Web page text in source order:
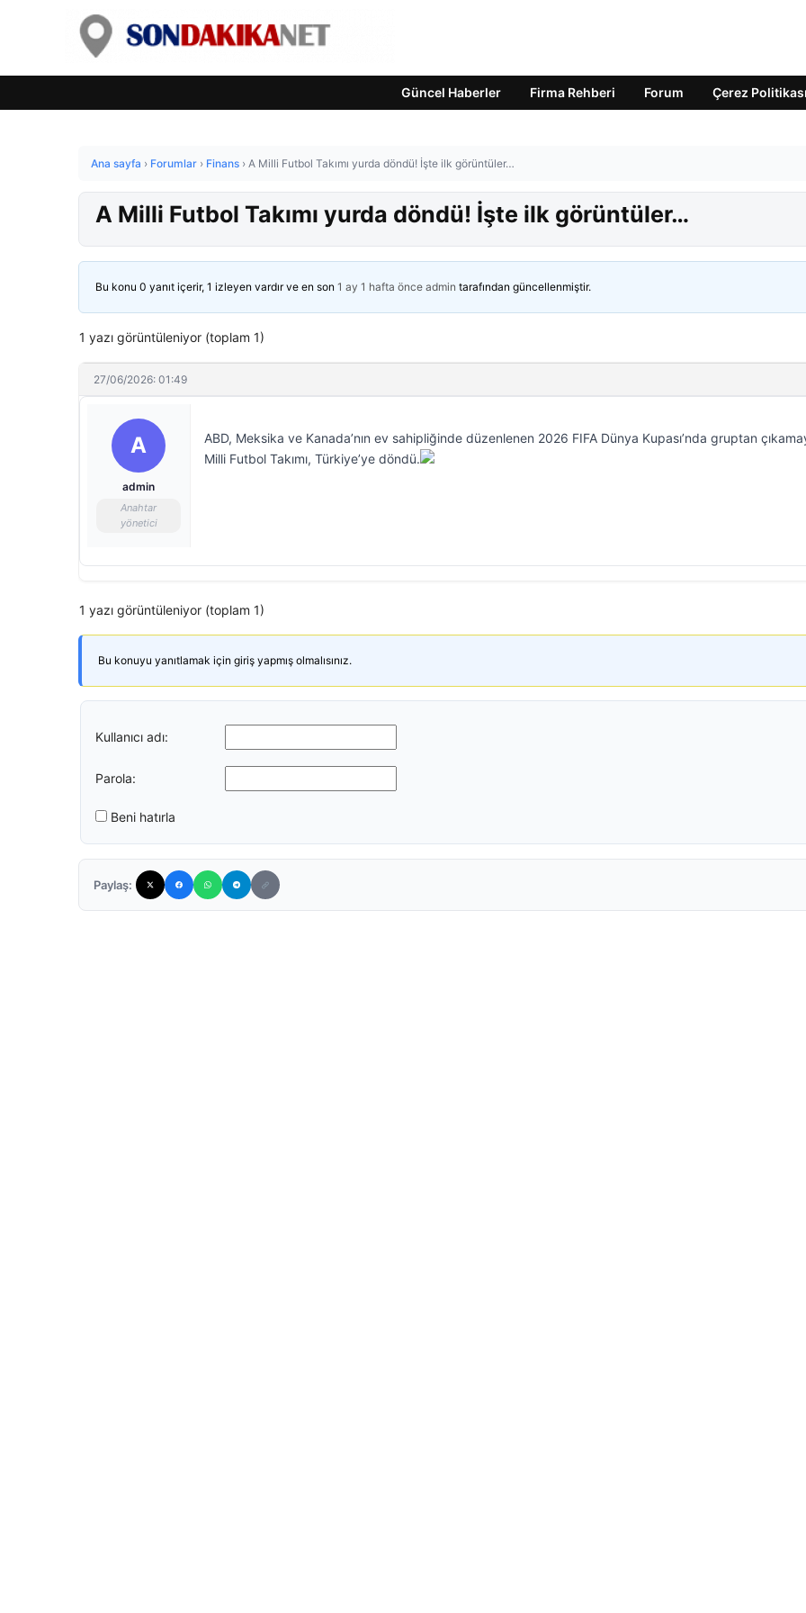
Güncel Haberler Firma Rehberi Forum Çerez Politikası
Ana sayfa › Forumlar › Finans › A Milli Futbol Takımı yurda döndü! İşte ilk görüntüler…
A Milli Futbol Takımı yurda döndü! İşte ilk görüntüler…
Bu konu 0 yanıt içerir, 1 izleyen vardır ve en son 1 ay 1 hafta önce admin tarafından güncellenmiştir.
1 yazı görüntüleniyor (toplam 1)
27/06/2026: 01:49
A
admin
Anahtar
yönetici
ABD, Meksika ve Kanada’nın ev sahipliğinde düzenlenen 2026 FIFA Dünya Kupası’nda gruptan
Milli Futbol Takımı, Türkiye’ye döndü.
1 yazı görüntüleniyor (toplam 1)
Bu konuyu yanıtlamak için giriş yapmış olmalısınız.
Kullanıcı adı:
Parola:
Beni hatırla
Paylaş: